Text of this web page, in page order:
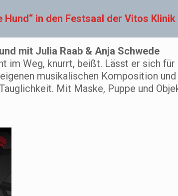
in den Festsaal der Vitos
mit Julia Raab & Anja Schwede
Weg, knurrt, beißt. Lässt er sich
musikalischen Komposition
Mit Maske, Puppe und